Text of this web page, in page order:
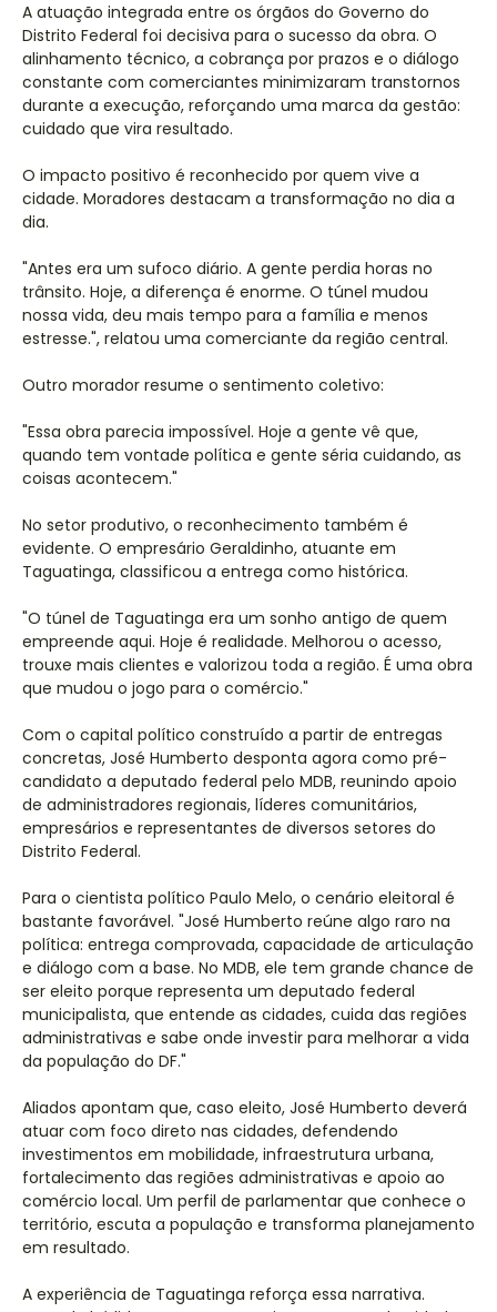
A atuação integrada entre os órgãos do Governo do
Distrito Federal foi decisiva para o sucesso da obra. O
alinhamento técnico, a cobrança por prazos e o diálogo
constante com comerciantes minimizaram transtornos
durante a execução, reforçando uma marca da gestão:
cuidado que vira resultado.
O impacto positivo é reconhecido por quem vive a
cidade. Moradores destacam a transformação no dia a
dia.
"Antes era um sufoco diário. A gente perdia horas no
trânsito. Hoje, a diferença é enorme. O túnel mudou
nossa vida, deu mais tempo para a família e menos
estresse.", relatou uma comerciante da região central.
Outro morador resume o sentimento coletivo:
"Essa obra parecia impossível. Hoje a gente vê que,
quando tem vontade política e gente séria cuidando, as
coisas acontecem."
No setor produtivo, o reconhecimento também é
evidente. O empresário Geraldinho, atuante em
Taguatinga, classificou a entrega como histórica.
"O túnel de Taguatinga era um sonho antigo de quem
empreende aqui. Hoje é realidade. Melhorou o acesso,
trouxe mais clientes e valorizou toda a região. É uma obra
que mudou o jogo para o comércio."
Com o capital político construído a partir de entregas
concretas, José Humberto desponta agora como pré-
candidato a deputado federal pelo MDB, reunindo apoio
de administradores regionais, líderes comunitários,
empresários e representantes de diversos setores do
Distrito Federal.
Para o cientista político Paulo Melo, o cenário eleitoral é
bastante favorável. "José Humberto reúne algo raro na
política: entrega comprovada, capacidade de articulação
e diálogo com a base. No MDB, ele tem grande chance de
ser eleito porque representa um deputado federal
municipalista, que entende as cidades, cuida das regiões
administrativas e sabe onde investir para melhorar a vida
da população do DF."
Aliados apontam que, caso eleito, José Humberto deverá
atuar com foco direto nas cidades, defendendo
investimentos em mobilidade, infraestrutura urbana,
fortalecimento das regiões administrativas e apoio ao
comércio local. Um perfil de parlamentar que conhece o
território, escuta a população e transforma planejamento
em resultado.
A experiência de Taguatinga reforça essa narrativa.